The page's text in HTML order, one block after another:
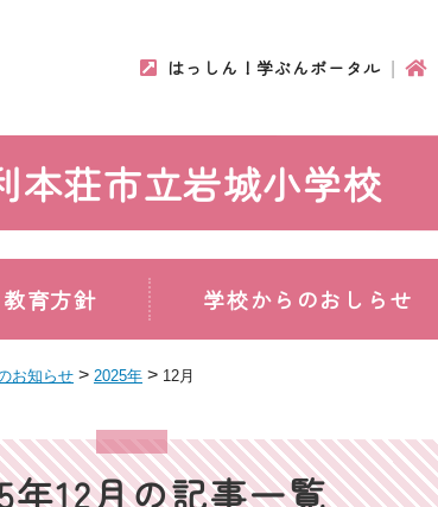
はっしん！学ぶんポータル
本荘市立岩城小学校
教育方針 学校からのおしらせ
お知らせ > 2025年 > 12月
年12月の記事一覧